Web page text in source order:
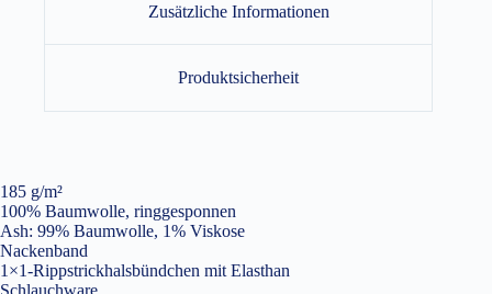
Zusätzliche Informationen
Produktsicherheit
185 g/m²
100% Baumwolle, ringgesponnen
Ash: 99% Baumwolle, 1% Viskose
Nackenband
1×1-Rippstrickhalsbündchen mit Elasthan
Schlauchware